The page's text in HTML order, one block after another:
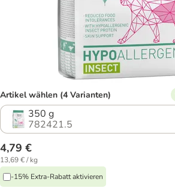
Artikel wählen (4 Varianten)
350 g
782421.5
4,79 €
13,69 € / kg
-15% Extra-Rabatt aktivieren